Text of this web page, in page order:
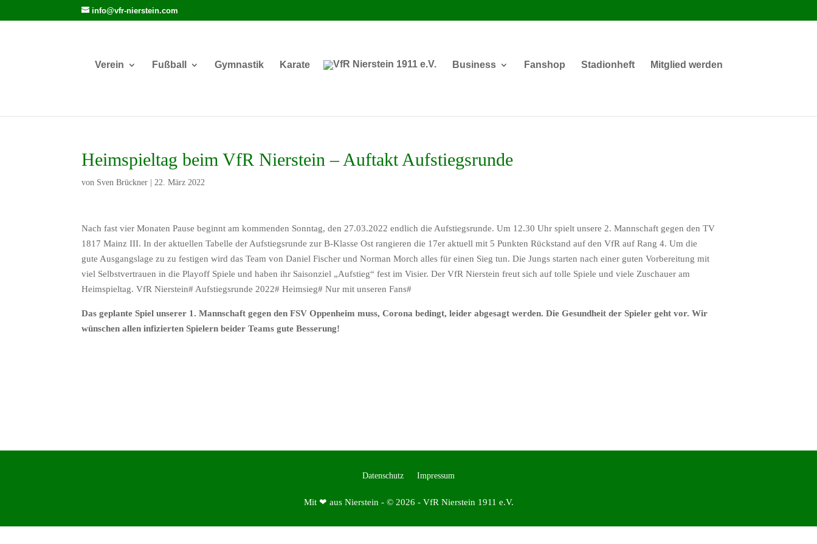
info@vfr-nierstein.com
Verein Fußball Gymnastik Karate Business Fanshop Stadionheft Mitglied werden
Heimspieltag beim VfR Nierstein – Auftakt Aufstiegsrunde
von Sven Brückner |22. März 2022
Nach fast vier Monaten Pause beginnt am kommenden Sonntag, den 27.03.2022 endlich die Aufstiegsrunde. Um 12.30 Uhr spielt unsere 2. Mannschaft gegen den TV
1817 Mainz III. In der aktuellen Tabelle der Aufstiegsrunde zur B-Klasse Ost rangieren die 17er aktuell mit 5 Punkten Rückstand auf den VfR auf Rang 4. Um die
gute Ausgangslage zu zu festigen wird das Team von Daniel Fischer und Norman Morch alles für einen Sieg tun. Die Jungs starten nach einer guten Vorbereitung mit
viel Selbstvertrauen in die Playoff Spiele und haben ihr Saisonziel „Aufstieg“ fest im Visier. Der VfR Nierstein freut sich auf tolle Spiele und viele Zuschauer am
Heimspieltag. VfR Nierstein# Aufstiegsrunde 2022# Heimsieg# Nur mit unseren Fans#
Das geplante Spiel unserer 1. Mannschaft gegen den FSV Oppenheim muss, Corona bedingt, leider abgesagt werden. Die Gesundheit der Spieler geht vor. Wir
wünschen allen infizierten Spielern beider Teams gute Besserung!
Datenschutz Impressum
Mit ❤ aus Nierstein - © 2026 - VfR Nierstein 1911 e.V.